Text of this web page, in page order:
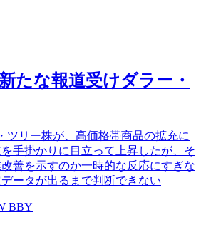
たな報道受けダラー・
ツリー株が、高価格帯商品の拡充に
手掛かりに目立って上昇したが、そ
善を示すのか一時的な反応にすぎな
ータが出るまで判断できない
BBY